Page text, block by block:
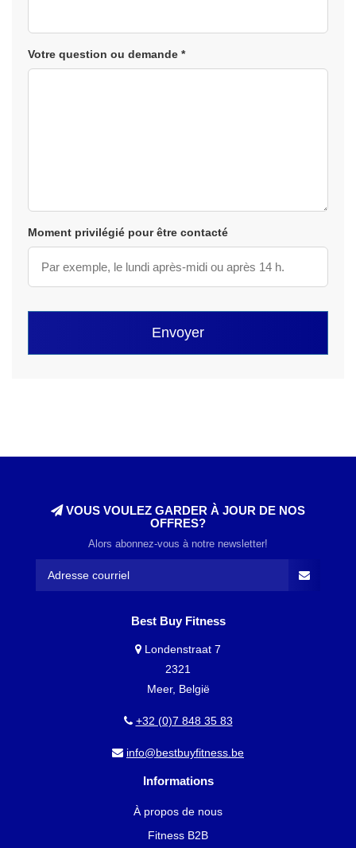
Votre question ou demande *
Moment privilégié pour être contacté
Envoyer
VOUS VOULEZ GARDER À JOUR DE NOS
OFFRES?
Alors abonnez-vous à notre newsletter!
Best Buy Fitness
Londenstraat 7
2321
Meer, België
+32 (0)7 848 35 83
info@bestbuyfitness.be
Informations
À propos de nous
Fitness B2B